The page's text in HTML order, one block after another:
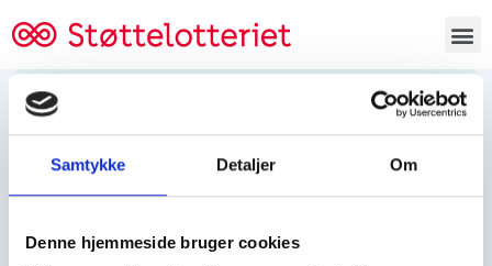
Samtykke Detaljer Om
Denne hjemmeside bruger cookies
Tjen penge og støt
Tjen penge til: